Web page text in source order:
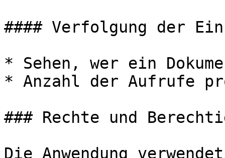
#### Verfolgung der
* Sehen, wer ein
* Anzahl der Aufrufe
### Rechte und
Die Anwendung